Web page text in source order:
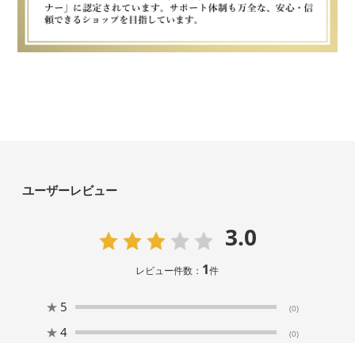
ユーザーレビュー
3.0
レビュー件数： 1件
★ 5 (0)
★ 4 (0)